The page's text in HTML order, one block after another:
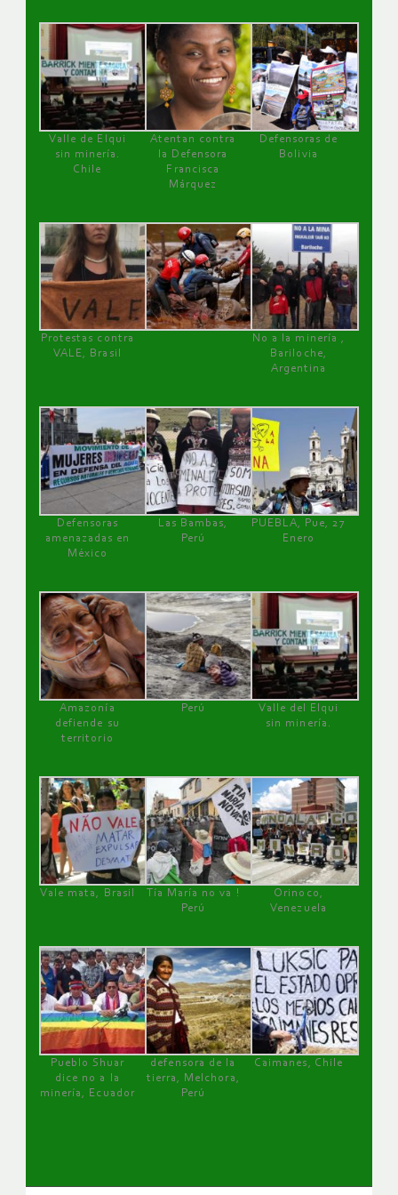
Valle de Elqui
sin minería.
Chile
Atentan contra
la Defensora
Francisca
Márquez
Defensoras de
Bolivia
Protestas contra
VALE, Brasil
No a la minería ,
Bariloche,
Argentina
Defensoras
amenazadas en
México
Las Bambas,
Perú
PUEBLA, Pue, 27
Enero
Amazonía
defiende su
territorio
Perú
Valle del Elqui
sin minería.
Vale mata, Brasil
Tía María no va !
Perú
Orinoco,
Venezuela
Pueblo Shuar
dice no a la
minería, Ecuador
defensora de la
tierra, Melchora,
Perú
Caimanes, Chile